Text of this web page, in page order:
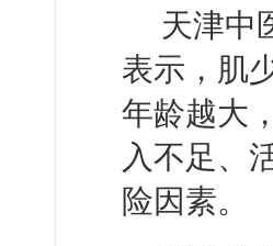
天津中
表示，肌
年龄越大
入不足、
险因素。